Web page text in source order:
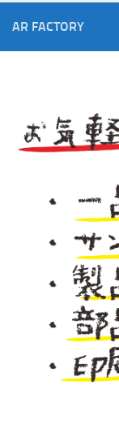
AR FACTORY